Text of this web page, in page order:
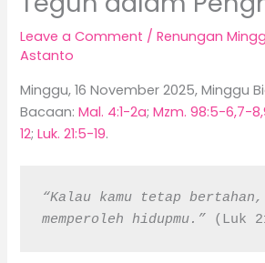
Leave a Comment /Renungan
Astanto
Minggu, 16 November 2025, Minggu
Bacaan:Mal. 4:1-2a;Mzm. 98:5-6,7-
12;Luk. 21:5-19.
“Kalau kamu tetap bertahan,
memperoleh hidupmu.”
(Luk